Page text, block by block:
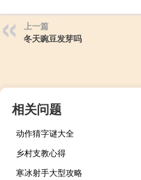
上一篇
冬天豌豆发芽吗
相关问题
动作猜字谜大全
乡村支教心得
寒冰射手大型攻略